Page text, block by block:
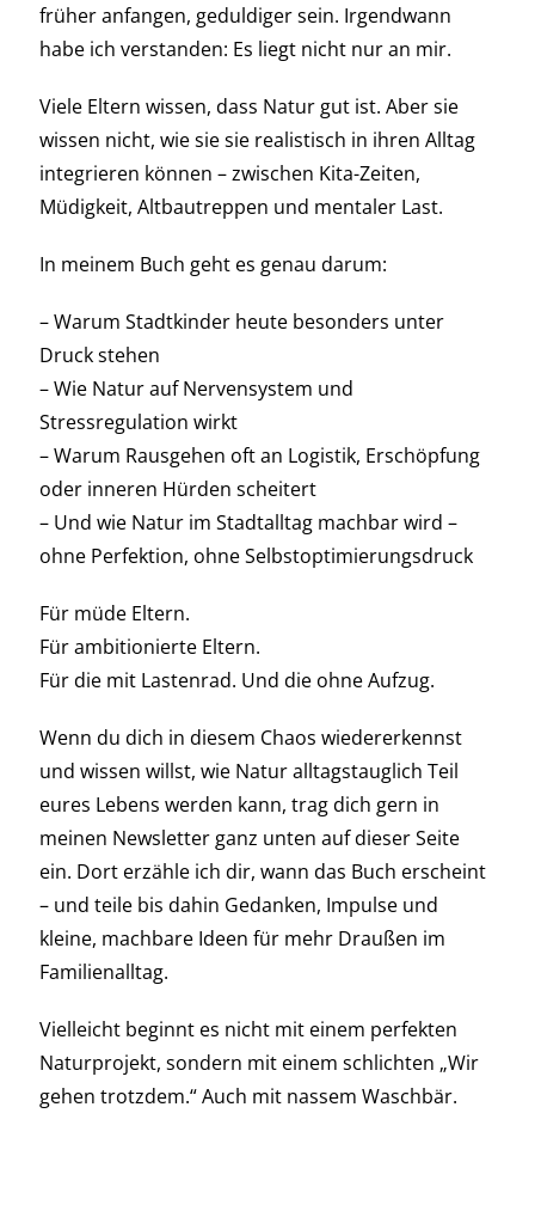
früher anfangen, geduldiger sein. Irgendwann
habe ich verstanden: Es liegt nicht nur an mir.
Viele Eltern wissen, dass Natur gut ist. Aber sie
wissen nicht, wie sie sie realistisch in ihren Alltag
integrieren können – zwischen Kita-Zeiten,
Müdigkeit, Altbautreppen und mentaler Last.
In meinem Buch geht es genau darum:
– Warum Stadtkinder heute besonders unter
Druck stehen
– Wie Natur auf Nervensystem und
Stressregulation wirkt
– Warum Rausgehen oft an Logistik, Erschöpfung
oder inneren Hürden scheitert
– Und wie Natur im Stadtalltag machbar wird –
ohne Perfektion, ohne Selbstoptimierungsdruck
Für müde Eltern.
Für ambitionierte Eltern.
Für die mit Lastenrad. Und die ohne Aufzug.
Wenn du dich in diesem Chaos wiedererkennst
und wissen willst, wie Natur alltagstauglich Teil
eures Lebens werden kann, trag dich gern in
meinen Newsletter ganz unten auf dieser Seite
ein. Dort erzähle ich dir, wann das Buch erscheint
– und teile bis dahin Gedanken, Impulse und
kleine, machbare Ideen für mehr Draußen im
Familienalltag.
Vielleicht beginnt es nicht mit einem perfekten
Naturprojekt, sondern mit einem schlichten „Wir
gehen trotzdem.“ Auch mit nassem Waschbär.